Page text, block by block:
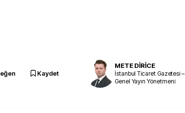
Kaydet
METE DİRİCE
İstanbul Ticaret Gazetesi –
Genel Yayın Yönetmeni